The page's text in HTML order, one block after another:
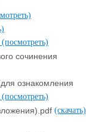
(посмотреть)
сочинения
ознакомления
(посмотреть)
(скачать)